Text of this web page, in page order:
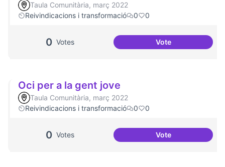
Taula Comunitària, març 2022
Reivindicacions i transformació
0 0
0 Votes VoteMillorar la
Oci per a la gent jove
Taula Comunitària, març 2022
Reivindicacions i transformació
0 0
0 Votes VoteOci per a la gent